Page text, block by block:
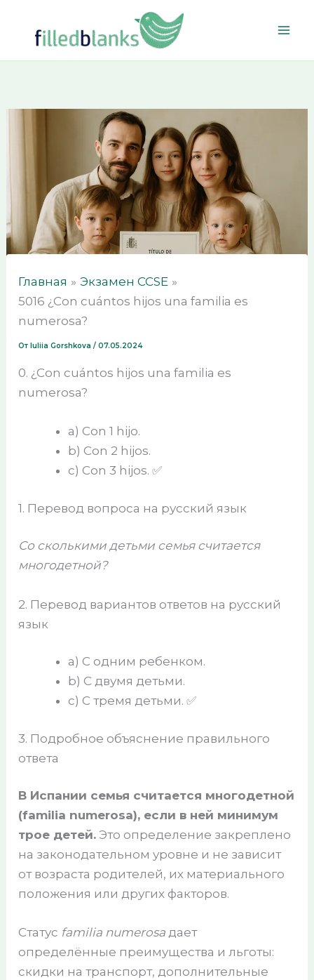
содержимому
Главная
Экзамен CCSE
5016 ¿Con cuántos hijos una familia es
numerosa?
От Iuliia Gorshkova/07.05.2024
0. ¿Con cuántos hijos una familia es
numerosa?
a) Con 1 hijo.
b) Con 2 hijos.
c) Con 3 hijos. ✅
1. Перевод вопроса на русский язык
Со сколькими детьми семья считается
многодетной?
2. Перевод вариантов ответов на русский
язык
a) С одним ребенком.
b) С двумя детьми.
c) С тремя детьми. ✅
3. Подробное объяснение правильного
ответа
В Испании семья считается многодетной
(familia numerosa), если в ней минимум
трое детей. Это определение закреплено
на законодательном уровне и не зависит
от возраста родителей, их материального
положения или других факторов.
Статус familia numerosa дает
определённые преимущества и льготы:
скидки на транспорт, дополнительные